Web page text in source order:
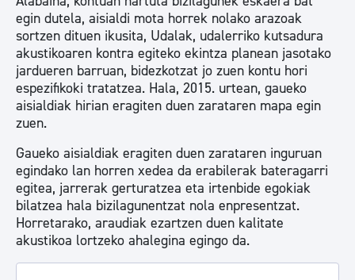
egin dutela, aisialdi mota horrek nolako arazoak
sortzen dituen ikusita, Udalak, udalerriko kutsadura
akustikoaren kontra egiteko ekintza planean jasotako
jardueren barruan, bidezkotzat jo zuen kontu hori
espezifikoki tratatzea. Hala, 2015. urtean, gaueko
aisialdiak hirian eragiten duen zarataren mapa egin
zuen.
Gaueko aisialdiak eragiten duen zarataren inguruan
egindako lan horren xedea da erabilerak bateragarri
egitea, jarrerak gerturatzea eta irtenbide egokiak
bilatzea hala bizilagunentzat nola enpresentzat.
Horretarako, araudiak ezartzen duen kalitate
akustikoa lortzeko ahalegina egingo da.